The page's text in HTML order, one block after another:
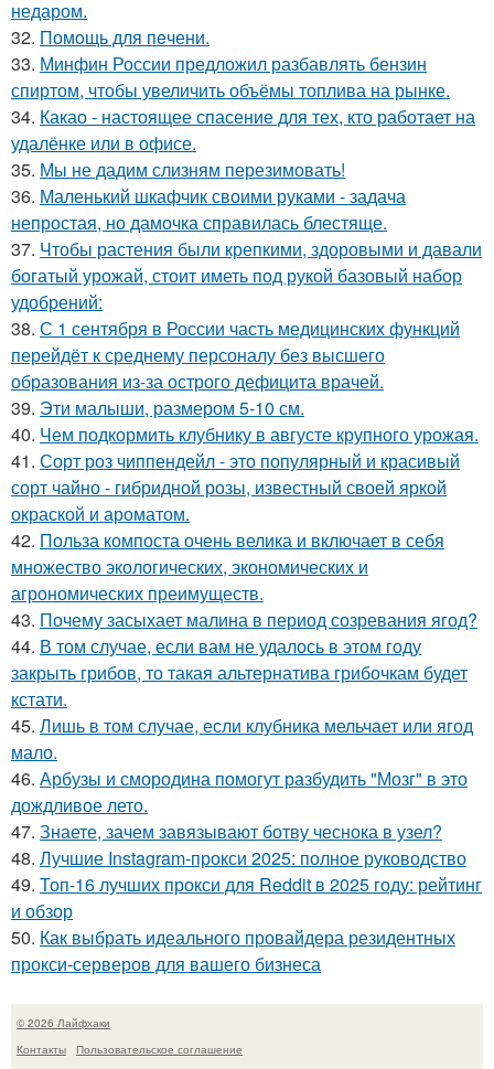
недаром.
32. Помoщь для пeчени.
33. Минфин России предложил разбавлять бензин
спиртом, чтобы увеличить объёмы топлива на рынке.
34. Какао - настоящее спасение для тех, кто работает на
удалёнке или в офисе.
35. Мы не дадим слизням перезимовать!
36. Маленький шкафчик своими руками - задача
непростая, но дамочка справилась блестяще.
37. Чтобы растения были крепкими, здоровыми и давали
богатый урожай, стоит иметь под рукой базовый набор
удобрений:
38. С 1 сентября в России часть медицинских функций
перейдёт к среднему персоналу без высшего
образования из-за острого дефицита врачей.
39. Эти малыши, размером 5-10 см.
40. Чем подкормить клубнику в августе крупного урожая.
41. Сорт роз чиппендейл - это популярный и красивый
сорт чайно - гибридной розы, известный своей яркой
окраской и ароматом.
42. Польза компоста очень велика и включает в себя
множество экологических, экономических и
агрономических преимуществ.
43. Почему засыхает малина в период созревания ягод?
44. В том случае, если вам не удалось в этом году
закрыть грибов, то такая альтернатива грибочкам будет
кстати.
45. Лишь в том случае, если клубника мельчает или ягод
мало.
46. Арбузы и смородина помогут разбудить "Мозг" в это
дождливое лето.
47. Знаете, зачем завязывают ботву чеснока в узел?
48. Лучшие Instagram-прокси 2025: полное руководство
49. Топ-16 лучших прокси для Reddit в 2025 году: рейтинг
и обзор
50. Как выбрать идеального провайдера резидентных
прокси-серверов для вашего бизнеса
© 2026 Лайфхаки
Контакты
Пользовательское соглашение